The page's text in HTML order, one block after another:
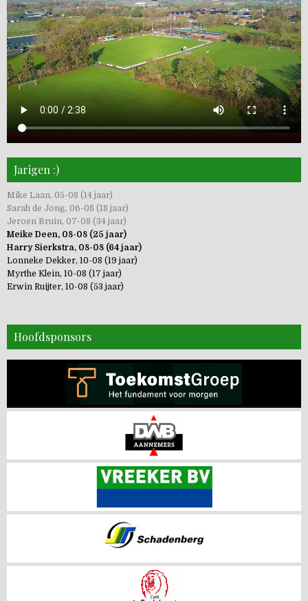
Jarigen :)
Mike Laan, 05-08 (14 jaar)
Sarah de Jong, 06-08 (18 jaar)
Jeroen Bruin, 07-08 (34 jaar)
Meike Deen, 08-08 (25 jaar)
Harry Sierkstra, 08-08 (64 jaar)
Lonneke Dekker, 10-08 (19 jaar)
Myrthe Klein, 10-08 (17 jaar)
Erwin Ruijter, 10-08 (53 jaar)
Hoofdsponsors